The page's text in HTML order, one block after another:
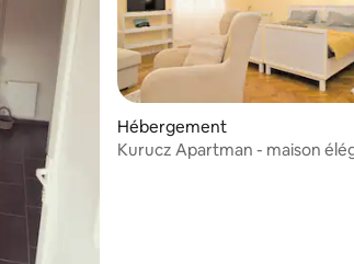
: 4,79 sur 5
Hébergement
Kurucz Apartman - maison